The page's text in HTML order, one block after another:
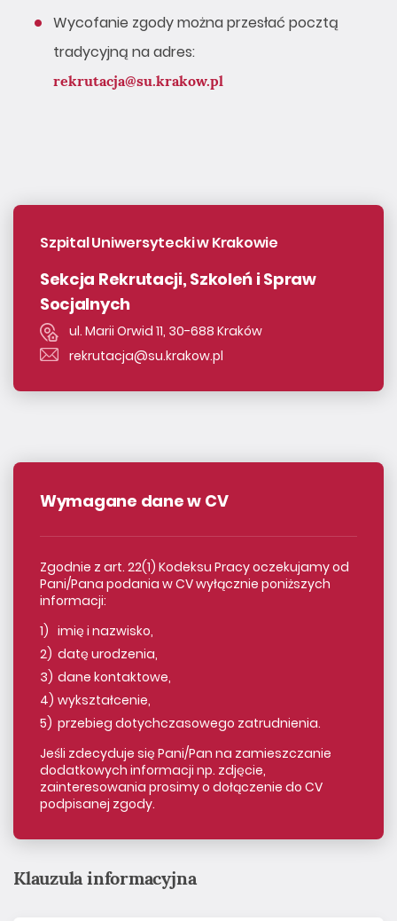
Wycofanie zgody można przesłać pocztą
tradycyjną na adres:
rekrutacja@su.krakow.pl
Szpital Uniwersytecki w Krakowie
Sekcja Rekrutacji, Szkoleń i Spraw
Socjalnych
ul. Marii Orwid 11, 30-688 Kraków
rekrutacja@su.krakow.pl
Wymagane dane w CV
Zgodnie z art. 22(1) Kodeksu Pracy oczekujamy od
Pani/Pana podania w CV wyłącznie poniższych
informacji:
imię i nazwisko,
datę urodzenia,
dane kontaktowe,
wykształcenie,
przebieg dotychczasowego zatrudnienia.
Jeśli zdecyduje się Pani/Pan na zamieszczanie
dodatkowych informacji np. zdjęcie,
zainteresowania prosimy o dołączenie do CV
podpisanej zgody.
Klauzula informacyjna